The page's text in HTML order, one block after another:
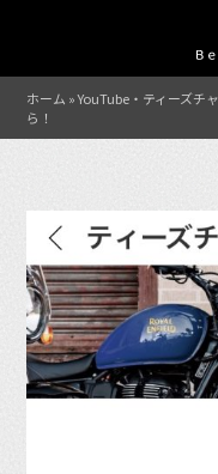
ホーム »YouTube・ティーズチ
ら！